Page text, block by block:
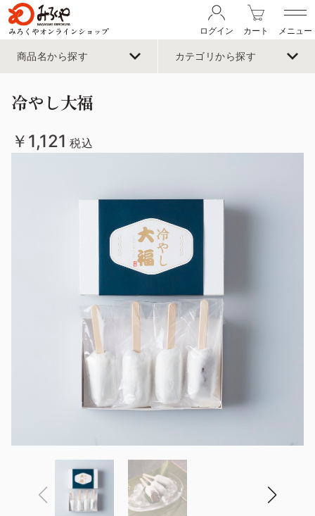
みろくやオンラインショップ ログイン カート メニュー
商品名から探す カテゴリから探す
冷やし大福
￥1,121 税込